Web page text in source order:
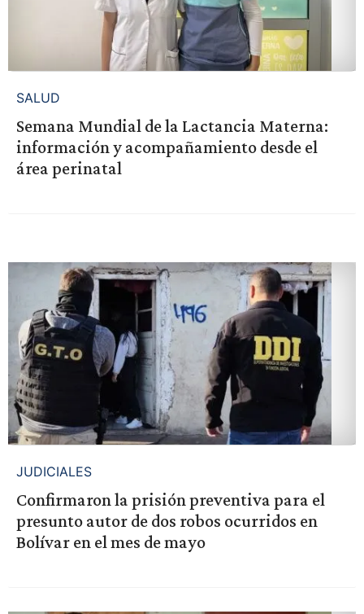
SALUD
Semana Mundial de la Lactancia Materna:
información y acompañamiento desde el
área perinatal
JUDICIALES
Confirmaron la prisión preventiva para el
presunto autor de dos robos ocurridos en
Bolívar en el mes de mayo